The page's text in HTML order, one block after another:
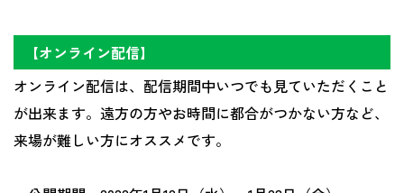
【オンライン配信】
オンライン配信は、配信期間中いつでも見ていただくこと
が出来ます。遠方の方やお時間に都合がつかない方など、
来場が難しい方にオススメです。